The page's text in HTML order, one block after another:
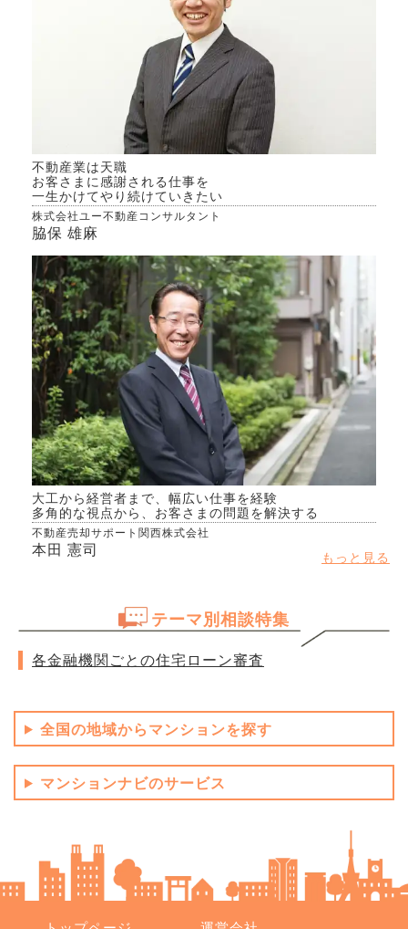
不動産業は天職
お客さまに感謝される仕事を
一生かけてやり続けていきたい
株式会社ユー不動産コンサルタント
脇保 雄麻
大工から経営者まで、幅広い仕事を経験
多角的な視点から、お客さまの問題を解決する
不動産売却サポート関西株式会社
本田 憲司 もっと見る
テーマ別相談特集
各金融機関ごとの住宅ローン審査
全国の地域からマンションを探す
マンションナビのサービス